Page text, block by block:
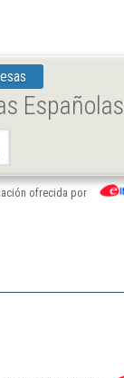
Españolas
ofrecida por